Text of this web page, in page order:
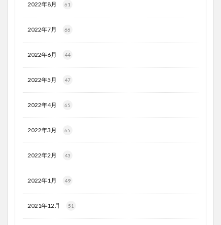
2022年8月 61
2022年7月 66
2022年6月 44
2022年5月 47
2022年4月 65
2022年3月 65
2022年2月 43
2022年1月 49
2021年12月 51